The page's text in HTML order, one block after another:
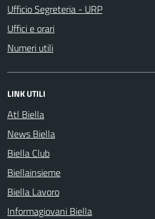
Ufficio Segreteria - URP
Uffici e orari
Numeri utili
LINK UTILI
Atl Biella
News Biella
Biella Club
Biellainsieme
Biella Lavoro
Informagiovani Biella